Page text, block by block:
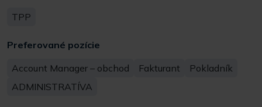
TPP
Preferované pozície
Account Manager – obchod
Fakturant
Pokladník
ADMINISTRATÍVA